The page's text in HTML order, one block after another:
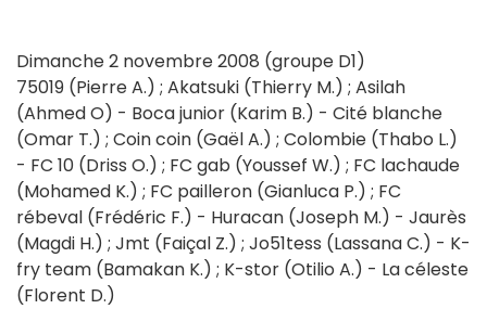
Dimanche 2 novembre 2008 (groupe D1)
75019 (Pierre A.) ; Akatsuki (Thierry M.) ; Asilah
(Ahmed O) - Boca junior (Karim B.) - Cité blanche
(Omar T.) ; Coin coin (Gaël A.) ; Colombie (Thabo L.)
- FC 10 (Driss O.) ; FC gab (Youssef W.) ; FC lachaude
(Mohamed K.) ; FC pailleron (Gianluca P.) ; FC
rébeval (Frédéric F.) - Huracan (Joseph M.) - Jaurès
(Magdi H.) ; Jmt (Faiçal Z.) ; Jo51tess (Lassana C.) - K-
fry team (Bamakan K.) ; K-stor (Otilio A.) - La céleste
(Florent D.)